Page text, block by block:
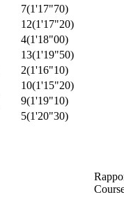
7(1'17"70)
12(1'17"20)
4(1'18"00)
13(1'19"50)
2(1'16"10)
10(1'15"20)
9(1'19"10)
5(1'20"30)